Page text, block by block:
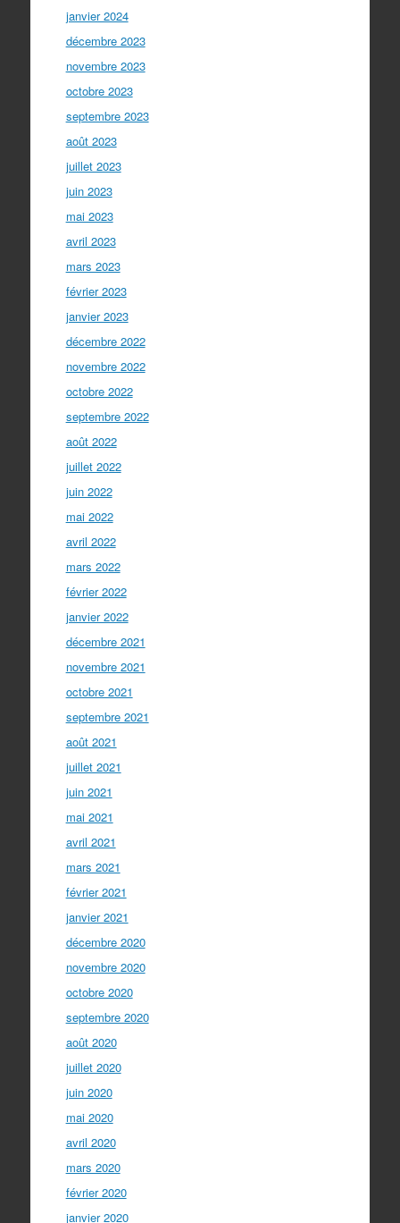
janvier 2024
décembre 2023
novembre 2023
octobre 2023
septembre 2023
août 2023
juillet 2023
juin 2023
mai 2023
avril 2023
mars 2023
février 2023
janvier 2023
décembre 2022
novembre 2022
octobre 2022
septembre 2022
août 2022
juillet 2022
juin 2022
mai 2022
avril 2022
mars 2022
février 2022
janvier 2022
décembre 2021
novembre 2021
octobre 2021
septembre 2021
août 2021
juillet 2021
juin 2021
mai 2021
avril 2021
mars 2021
février 2021
janvier 2021
décembre 2020
novembre 2020
octobre 2020
septembre 2020
août 2020
juillet 2020
juin 2020
mai 2020
avril 2020
mars 2020
février 2020
janvier 2020